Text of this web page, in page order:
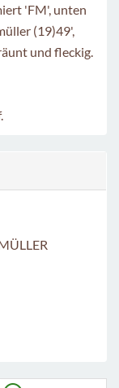
'FM', unten
(19)49',
und fleckig.